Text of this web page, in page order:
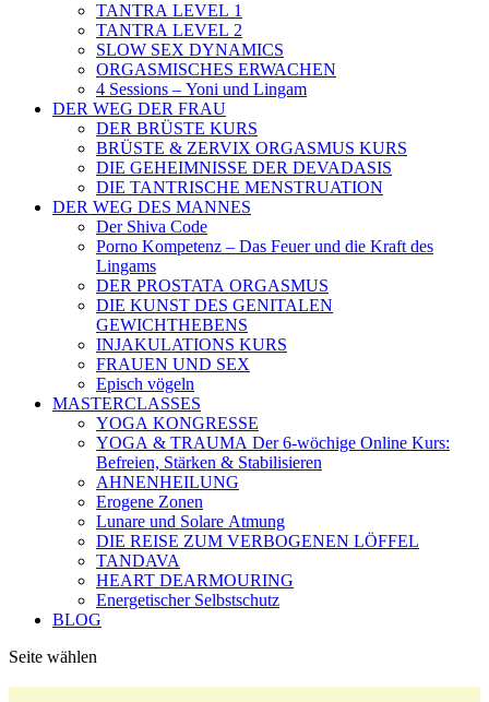
TANTRA LEVEL 1
TANTRA LEVEL 2
SLOW SEX DYNAMICS
ORGASMISCHES ERWACHEN
4 Sessions – Yoni und Lingam
DER WEG DER FRAU
DER BRÜSTE KURS
BRÜSTE & ZERVIX ORGASMUS KURS
DIE GEHEIMNISSE DER DEVADASIS
DIE TANTRISCHE MENSTRUATION
DER WEG DES MANNES
Der Shiva Code
Porno Kompetenz – Das Feuer und die Kraft des
Lingams
DER PROSTATA ORGASMUS
DIE KUNST DES GENITALEN
GEWICHTHEBENS
INJAKULATIONS KURS
FRAUEN UND SEX
Episch vögeln
MASTERCLASSES
YOGA KONGRESSE
YOGA & TRAUMA Der 6‑wöchige Online Kurs:
Befreien, Stärken & Stabilisieren
AHNENHEILUNG
Erogene Zonen
Lunare und Solare Atmung
DIE REISE ZUM VERBOGENEN LÖFFEL
TANDAVA
HEART DEARMOURING
Energetischer Selbstschutz
BLOG
Seite wählen